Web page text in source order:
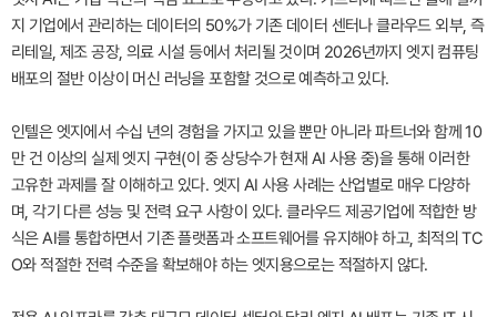
지 기업에서 관리하는 데이터의 50%가 기존 데이터 센터나 클라우드 외부, 즉
리테일, 제조 공장, 의료 시설 등에서 처리될 것이며 2026년까지 엣지 컴퓨팅
배포의 절반 이상이 머신 러닝을 포함할 것으로 예측하고 있다.
인텔은 엣지에서 수십 년의 경험을 가지고 있을 뿐만 아니라 파트너와 함께 10
만 건 이상의 실제 엣지 구현(이 중 상당수가 현재 AI 사용 중)을 통해 이러한
고유한 과제를 잘 이해하고 있다. 엣지 AI 사용 사례는 산업별로 매우 다양하
며, 각기 다른 성능 및 전력 요구 사항이 있다. 클라우드 제공기업에 적합한 방
식은 AI를 통합하면서 기존 플랫폼과 소프트웨어를 유지해야 하고, 최적의 TC
O와 적절한 전력 수준을 확보해야 하는 엣지용으로는 적절하지 않다.